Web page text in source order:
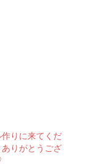
りに来てくだ
ありがとうござ